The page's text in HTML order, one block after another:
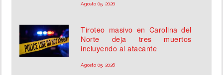
Agosto 05, 2026
Tiroteo masivo en Carolina del
Norte deja tres muertos
incluyendo al atacante
Agosto 05, 2026